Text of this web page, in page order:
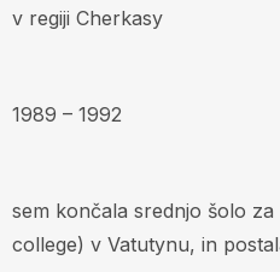
v regiji Cherkasy
1989 – 1992
sem končala srednjo šolo
college) v Vatutynu, in